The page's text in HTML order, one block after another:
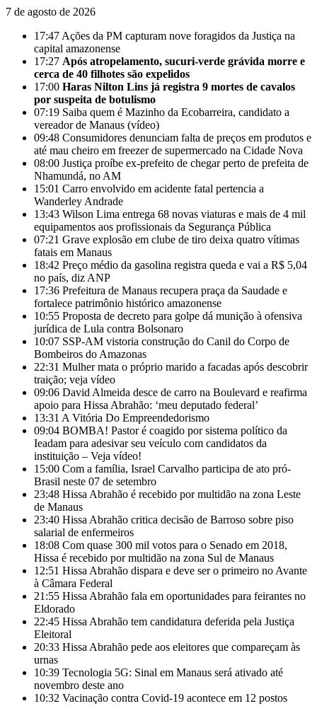
7 de agosto de 2026
17:47 Ações da PM capturam nove foragidos da Justiça na
capital amazonense
17:27 Após atropelamento, sucuri-verde grávida morre e
cerca de 40 filhotes são expelidos
17:00 Haras Nilton Lins já registra 9 mortes de cavalos
por suspeita de botulismo
07:19 Saiba quem é Mazinho da Ecobarreira, candidato a
vereador de Manaus (vídeo)
09:48 Consumidores denunciam falta de preços em produtos e
até mau cheiro em freezer de supermercado na Cidade Nova
08:00 Justiça proíbe ex-prefeito de chegar perto de prefeita de
Nhamundá, no AM
15:01 Carro envolvido em acidente fatal pertencia a
Wanderley Andrade
13:43 Wilson Lima entrega 68 novas viaturas e mais de 4 mil
equipamentos aos profissionais da Segurança Pública
07:21 Grave explosão em clube de tiro deixa quatro vítimas
fatais em Manaus
18:42 Preço médio da gasolina registra queda e vai a R$ 5,04
no país, diz ANP
17:36 Prefeitura de Manaus recupera praça da Saudade e
fortalece patrimônio histórico amazonense
10:55 Proposta de decreto para golpe dá munição à ofensiva
jurídica de Lula contra Bolsonaro
10:07 SSP-AM vistoria construção do Canil do Corpo de
Bombeiros do Amazonas
22:31 Mulher mata o próprio marido a facadas após descobrir
traição; veja vídeo
09:06 David Almeida desce de carro na Boulevard e reafirma
apoio para Hissa Abrahão: ‘meu deputado federal’
13:31 A Vitória Do Empreendedorismo
09:04 BOMBA! Pastor é coagido por sistema político da
Ieadam para adesivar seu veículo com candidatos da
instituição – Veja vídeo!
15:00 Com a família, Israel Carvalho participa de ato pró-
Brasil neste 07 de setembro
23:48 Hissa Abrahão é recebido por multidão na zona Leste
de Manaus
23:40 Hissa Abrahão critica decisão de Barroso sobre piso
salarial de enfermeiros
18:08 Com quase 300 mil votos para o Senado em 2018,
Hissa é recebido por multidão na zona Sul de Manaus
12:51 Hissa Abrahão dispara e deve ser o primeiro no Avante
à Câmara Federal
21:55 Hissa Abrahão fala em oportunidades para feirantes no
Eldorado
22:45 Hissa Abrahão tem candidatura deferida pela Justiça
Eleitoral
20:33 Hissa Abrahão pede aos eleitores que compareçam às
urnas
10:39 Tecnologia 5G: Sinal em Manaus será ativado até
novembro deste ano
10:32 Vacinação contra Covid-19 acontece em 12 postos